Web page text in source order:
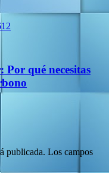
Por qué necesitas
publicada. Los campos